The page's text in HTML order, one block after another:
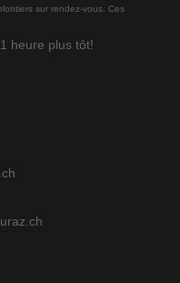
sur rendez-vous. Ces
heure plus tôt!